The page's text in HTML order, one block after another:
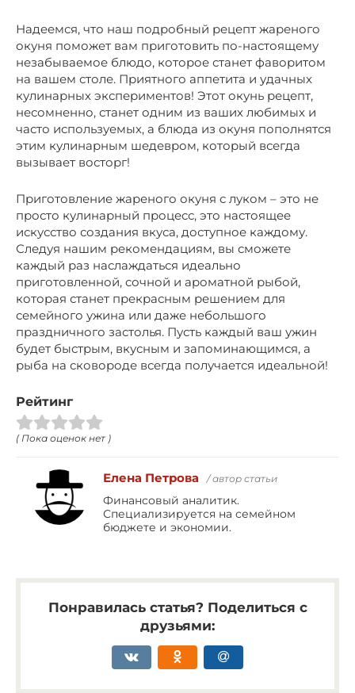
Надеемся, что наш подробный рецепт жареного
окуня поможет вам приготовить по-настоящему
незабываемое блюдо, которое станет фаворитом
на вашем столе. Приятного аппетита и удачных
кулинарных экспериментов! Этот окунь рецепт,
несомненно, станет одним из ваших любимых и
часто используемых, а блюда из окуня пополнятся
этим кулинарным шедевром, который всегда
вызывает восторг!
Приготовление жареного окуня с луком – это не
просто кулинарный процесс, это настоящее
искусство создания вкуса, доступное каждому.
Следуя нашим рекомендациям, вы сможете
каждый раз наслаждаться идеально
приготовленной, сочной и ароматной рыбой,
которая станет прекрасным решением для
семейного ужина или даже небольшого
праздничного застолья. Пусть каждый ваш ужин
будет быстрым, вкусным и запоминающимся, а
рыба на сковороде всегда получается идеальной!
Рейтинг
( Пока оценок нет )
Елена Петрова / автор статьи
Финансовый аналитик.
Специализируется на семейном
бюджете и экономии.
Понравилась статья? Поделиться с
друзьями: